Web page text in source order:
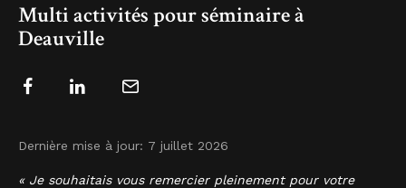
Multi activités pour séminaire à
Deauville
Dernière mise à jour: 7 juillet 2026
« Je souhaitais vous remercier pleinement pour votre